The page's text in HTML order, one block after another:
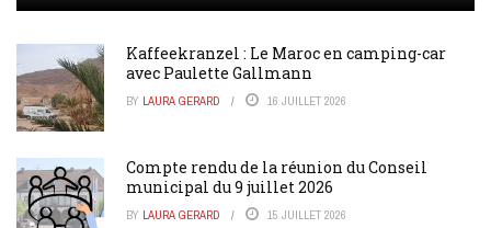
Kaffeekranzel : Le Maroc en camping-car
avec Paulette Gallmann
BY LAURA GERARD 16 JUILLET 2026
Compte rendu de la réunion du Conseil
municipal du 9 juillet 2026
BY LAURA GERARD 15 JUILLET 2026